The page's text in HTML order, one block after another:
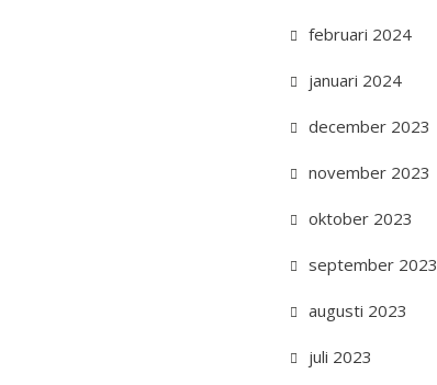
februari 2024
januari 2024
december 2023
november 2023
oktober 2023
september 2023
augusti 2023
juli 2023